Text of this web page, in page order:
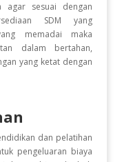
agar sesuai dengan
SDM yang
memadai maka
dalam bertahan,
yang ketat dengan
dan pelatihan
pengeluaran biaya